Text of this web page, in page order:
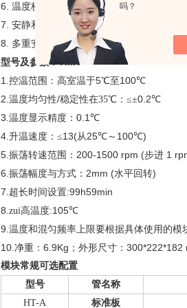
吗？
6. 温度校准功能及短振荡点动功能 超温保
7. 安静和稳定的直流无刷电机驱动、长寿命
8. 多重安全保护功能，安全可靠
型号及参数： TMR
1. 控温范围：高室温于5℃至 100℃
2. 温度均匀性/稳定性在35℃ ：≤±0.2℃
3. 温度显示精度： 0.1 ℃
4. 升温速度： ≤13(从25℃～ 100℃)
5. 振荡转速范围： 200-1500 rpm (步进 1
6. 振荡幅度与方式： 2mm (水平回转)
7. 超长时间设置:99h59min
8. zui高温度:105℃
9. 温度和混匀频率上限要根据具体使用的模
10. 净重： 6.9Kg ；外形尺寸： 300*222*182
模块常规可选配置
型号
管名称
HT-A
标准板